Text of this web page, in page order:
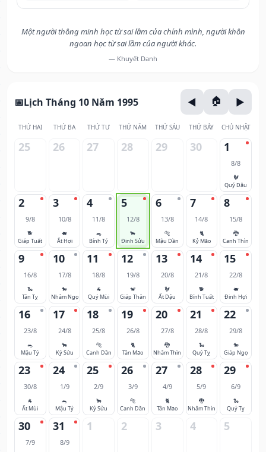
Một người thông minh học từ sai lầm của chính mình, người khôn
ngoan học từ sai lầm của người khác.
— Khuyết Danh
Lịch Tháng 10 Năm 1995
THỨ HAI THỨ BA THỨ TƯ THỨ NĂM THỨ SÁU THỨ BẢY CHỦ NHẬT
25 26 27 28 29 30 1
8/8
🐓
Quý Dậu
2
9/8
🐕
Giáp Tuất
3
10/8
🐖
Ất Hợi
4
11/8
🐀
Bính Tý
5
12/8
🐂
Đinh Sửu
6
13/8
🐅
Mậu Dần
7
14/8
🐈
Kỷ Mão
8
15/8
🐉
Canh Thìn
9
16/8
🐍
Tân Tỵ
10
17/8
🐎
Nhâm Ngọ
11
18/8
🐐
Quý Mùi
12
19/8
🐒
Giáp Thân
13
20/8
🐓
Ất Dậu
14
21/8
🐕
Bính Tuất
15
22/8
🐖
Đinh Hợi
16
23/8
🐀
Mậu Tý
17
24/8
🐂
Kỷ Sửu
18
25/8
🐅
Canh Dần
19
26/8
🐈
Tân Mão
20
27/8
🐉
Nhâm Thìn
21
28/8
🐍
Quý Tỵ
22
29/8
🐎
Giáp Ngọ
23
30/8
🐐
Ất Mùi
24
1/9
🐀
Mậu Tý
25
2/9
🐂
Kỷ Sửu
26
3/9
🐅
Canh Dần
27
4/9
🐈
Tân Mão
28
5/9
🐉
Nhâm Thìn
29
6/9
🐍
Quý Tỵ
30
7/9
31
8/9
1 2 3 4 5